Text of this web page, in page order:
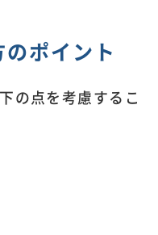
ポイント
の点を考慮するこ